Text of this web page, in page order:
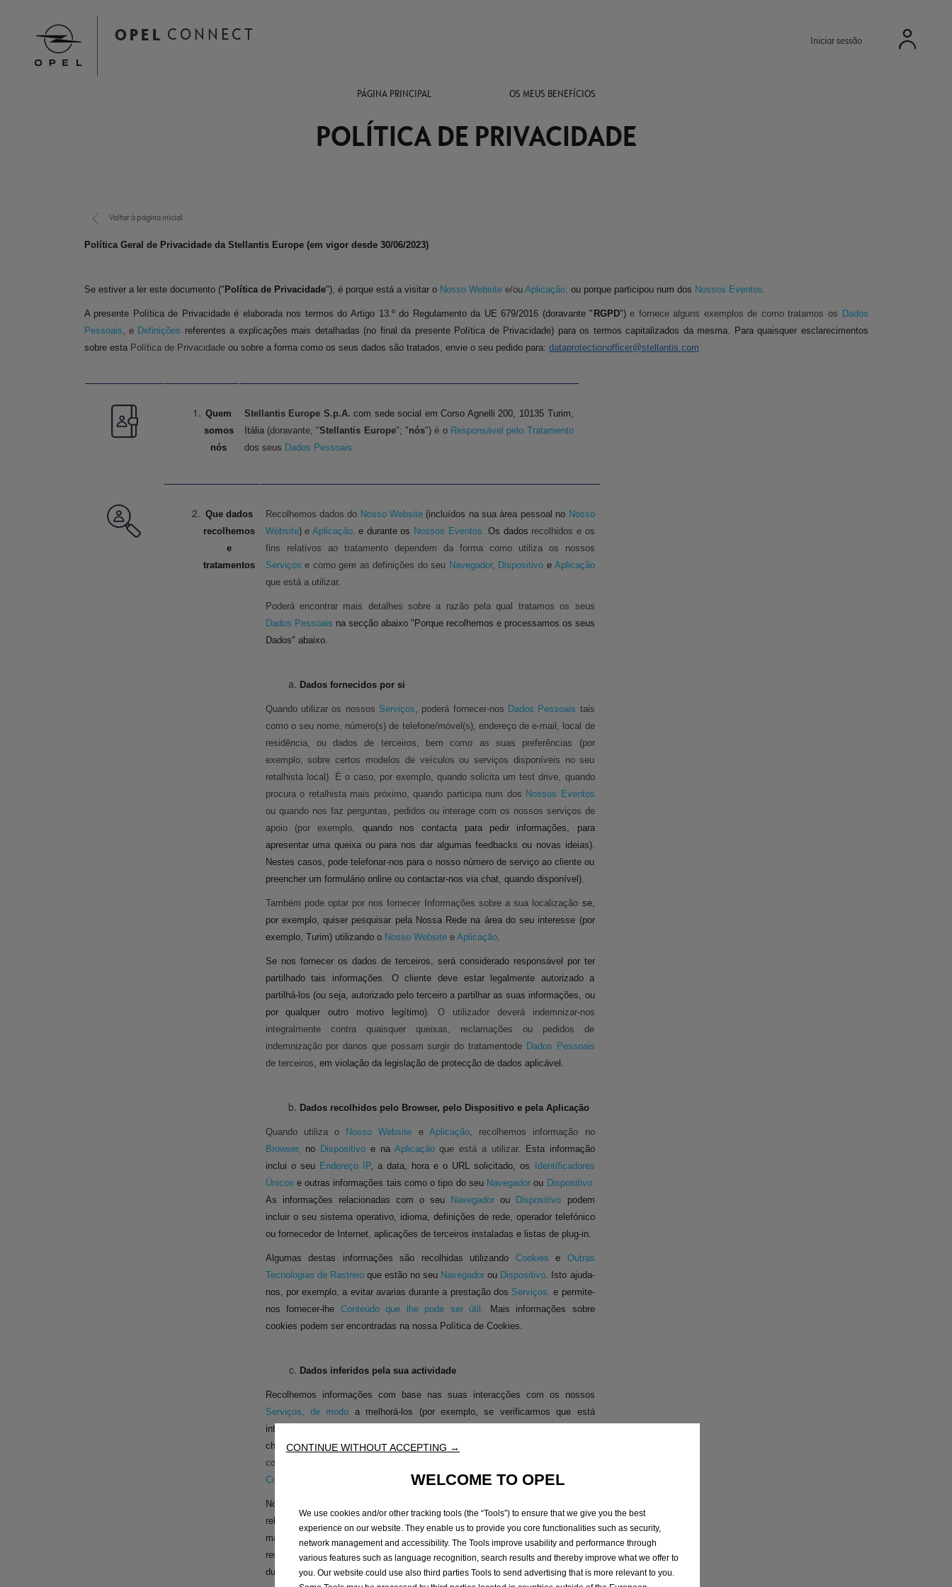
OPEL CONNECT Iniciar sessão
PÁGINA PRINCIPAL OS MEUS BENEFÍCIOS
POLÍTICA DE PRIVACIDADE
Voltar à página inicial
Política Geral de Privacidade da Stellantis Europe (em vigor desde 30/06/2023)
Se estiver a ler este documento (" Política de Privacidade"), é porque está a visitar o Nosso Website e/ou Aplicação, ou porque participou num dos Nossos Eventos.
A presente Política de Privacidade é elaborada nos termos do Artigo 13.º do Regulamento da UE 679/2016 (doravante " RGPD")e fornece alguns exemplos de como tratamos os Dados
Pessoais, e Definições referentes a explicações mais detalhadas (no final da presente Política de Privacidade) para os termos capitalizados da mesma. Para quaisquer esclarecimentos
sobre esta Política de Privacidade ou sobre a forma como os seus dados são tratados, envie o seu pedido para: dataprotectionofficer@stellantis.com
Quem
somos
nós
Stellantis Europe S.p.A.com sede social em Corso Agnelli 200, 10135 Turim,
Itália (doravante, "Stellantis Europe"; "nós") é o Responsável pelo Tratamento
dos seus Dados Pessoais.
Que dados
recolhemos
e
tratamentos
Recolhemos dados do Nosso Website (incluídos na sua área pessoal no Nosso
Website)e Aplicação,e durante os Nossos Eventos.Os dados recolhidos e os
fins relativos ao tratamento dependem da forma como utiliza os nossos
Serviçose como gere as definições do seu Navegador, Dispositivo e Aplicação
que está a utilizar.
Poderá encontrar mais detalhes sobre a razão pela qual tratamos os seus
Dados Pessoais na secção abaixo "Porque recolhemos e processamos os seus
Dados" abaixo.
Dados fornecidos por si
Quando utilizar os nossos Serviços, poderá fornecer-nos Dados Pessoais tais
como o seu nome, número(s) de telefone/móvel(s), endereço de e-mail, local de
residência, ou dados de terceiros, bem como as suas preferências (por
exemplo, sobre certos modelos de veículos ou serviços disponíveis no seu
retalhista local). É o caso, por exemplo, quando solicita um test drive, quando
procura o retalhista mais próximo, quando participa num dos Nossos Eventos
ou quando nos faz perguntas, pedidos ou interage com os nossos serviços de
apoio (por exemplo, quando nos contacta para pedir informações, para
apresentar uma queixa ou para nos dar algumas feedbacks ou novas ideias).
Nestes casos, pode telefonar-nos para o nosso número de serviço ao cliente ou
preencher um formulário online ou contactar-nos via chat, quando disponível).
Também pode optar por nos fornecer Informações sobre a sua localização se,
por exemplo, quiser pesquisar pela Nossa Rede na área do seu interesse (por
exemplo, Turim) utilizando o Nosso Website e Aplicação.
Se nos fornecer os dados de terceiros, será considerado responsável por ter
partilhado tais informações. O cliente deve estar legalmente autorizado a
partilhá-los (ou seja, autorizado pelo terceiro a partilhar as suas informações, ou
por qualquer outro motivo legítimo). O utilizador deverá indemnizar-nos
integralmente contra quaisquer queixas, reclamações ou pedidos de
indemnização por danos que possam surgir do tratamentode Dados Pessoais
de terceiros, em violação da legislação de protecção de dados aplicável.
Dados recolhidos pelo Browser, pelo Dispositivo e pela Aplicação
Quando utiliza o Nosso Website e Aplicação, recolhemos informação no
Browser, no Dispositivo e na Aplicaçãoque está a utilizar.
Esta informação
inclui o seu Endereço IP, a data, hora e o URL solicitado, os
Identificadores
Únicos e outras informações tais como o tipo do seu Navegadorou Dispositivo.
As informações relacionadas com o seu
Navegadorou Dispositivo podem
incluir o seu sistema operativo, idioma, definições de rede, operador telefónico
ou fornecedor de Internet, aplicações de terceiros instaladas e listas de plug-in.
Algumas destas informações são recolhidas utilizando Cookies e Outras
Tecnologias de Rastreio que estão no seu Navegadorou Dispositivo. Isto ajuda-
nos, por exemplo, a evitar avarias durante a prestação dos Serviços,e permite-
nos fornecer-lhe Conteúdo que lhe pode ser útil.
Mais informações sobre
cookies podem ser encontradas na nossa Política de Cookies.
Dados inferidos pela sua actividade
Recolhemos informações com base nas suas interacções com os nossos
Serviços, de modo a melhorá-los (por exemplo, se verificarmos que está
interessado num determinado modelo de veículo, nos
check-ups periódicos de veículos numa determinada
concentrar-nos-emos em fornecer-lhe esse conteúdo
Conteúdo que lhe pode ser útil
Noutros casos, se nos contactar por e-mail, correio, telefone ou de outra forma
relativamente aos
ou solicitar outras informações, recolhemos e
mantemos um registo dos seus dados de contacto, comunicações e as nossas
respostas. Se nos contactar por telefone, serão fornecidas mais informações
durante a chamada.
CONTINUE WITHOUT ACCEPTING →
WELCOME TO OPEL
We use cookies and/or other tracking tools (the “Tools”) to ensure that we give you the best
experience on our website. They enable us to provide you core functionalities such as security,
network management and accessibility. The Tools improve usability and performance through
various features such as language recognition, search results and thereby improve what we offer to
you. Our website could use also third parties Tools to send advertising that is more relevant to you.